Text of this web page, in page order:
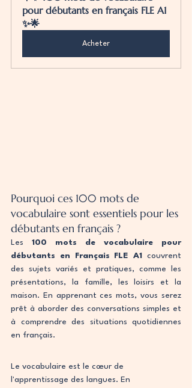
pour débutants en français FLE A1
✨🌟
Acheter
Pourquoi ces 100 mots de
vocabulaire sont essentiels pour les
débutants en français ?
Les 100 mots de vocabulaire pour
débutants en Français FLE A1
couvrent
des sujets variés et pratiques, comme les
présentations, la famille, les loisirs et la
maison. En apprenant ces mots, vous serez
prêt à aborder des conversations simples et
à comprendre des situations quotidiennes
en français.
Le vocabulaire est le cœur de
l'apprentissage des langues. En